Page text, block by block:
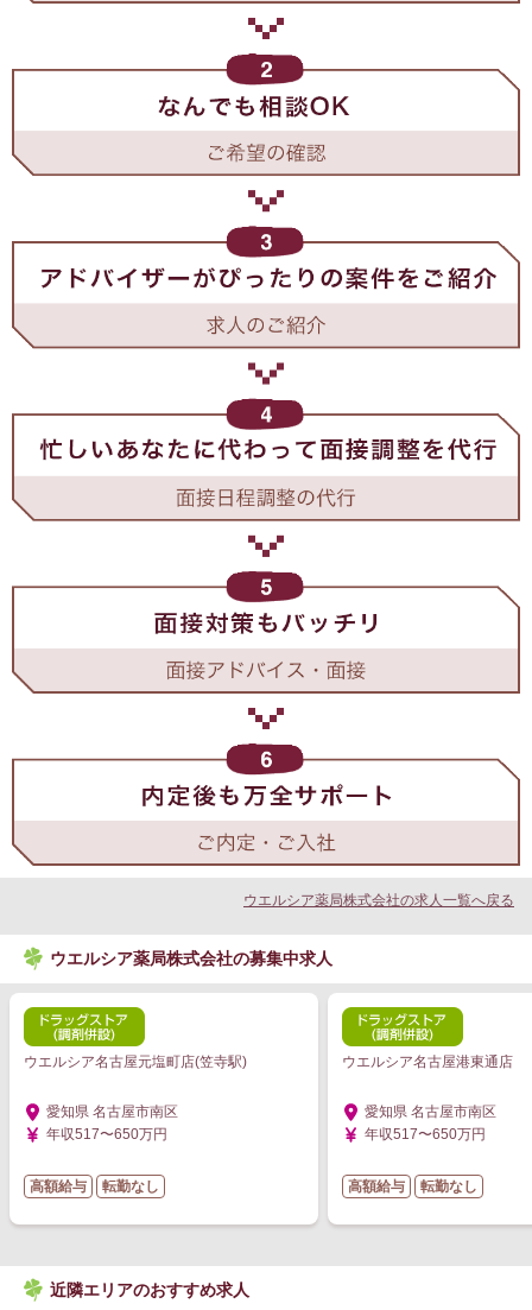
ウエルシア薬局株式会社の求人一覧へ戻る
ウエルシア薬局株式会社の募集中求人
ウエルシア名古屋元塩町店(笠寺駅)
愛知県 名古屋市南区
年収517〜650万円
高額給与 転勤なし
ウエルシア名古屋港東通店
愛知県 名古屋市南区
年収517〜650万円
高額給与 転勤なし
近隣エリアのおすすめ求人